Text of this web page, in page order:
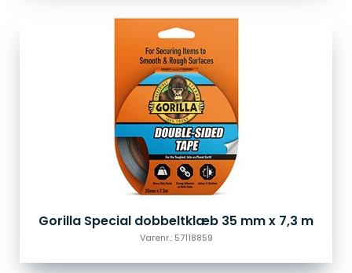
Gorilla Special dobbeltklæb 35 mm x 7,3 m
Varenr.: 57118859